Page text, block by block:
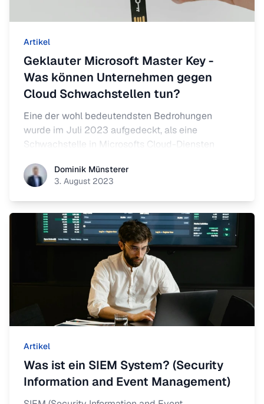
Artikel
Geklauter Microsoft Master Key -
Was können Unternehmen gegen
Cloud Schwachstellen tun?
Eine der wohl bedeutendsten Bedrohungen
wurde im Juli 2023 aufgedeckt, als eine
Schwachstelle in Microsofts Cloud-Diensten
Dominik Münsterer
Dominik Münsterer
3. August 2023
Artikel
Was ist ein SIEM System? (Security
Information and Event Management)